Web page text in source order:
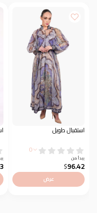
استقبال طويل
0
يبدأ من
96.42
$
عرض